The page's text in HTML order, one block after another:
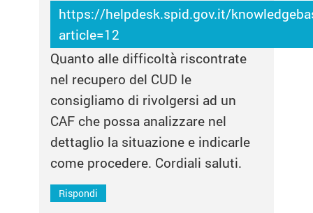
https://helpdesk.spid.gov.it/
article=12
Quanto alle difficoltà riscontrate
nel recupero del CUD le
consigliamo di rivolgersi ad un
CAF che possa analizzare nel
dettaglio la situazione e indicarle
come procedere. Cordiali saluti.
Rispondi